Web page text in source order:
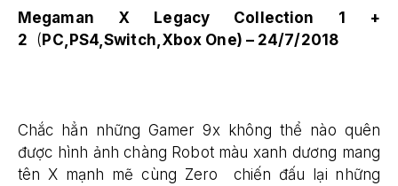
Megaman X Legacy Collection 1 +
2 (PC,PS4,Switch,Xbox One) – 24/7/2018
Chắc hẳn những Gamer 9x không thể nào quên
được hình ảnh chàng Robot màu xanh dương mang
tên X mạnh mẽ cùng Zero chiến đấu lại những